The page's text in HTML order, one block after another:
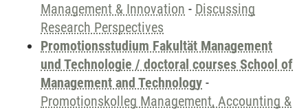
Management & Innovation - Discussing
Research Perspectives
Promotionsstudium Fakultät Management
und Technologie / doctoral courses School of
Management and Technology -
Promotionskolleg Management, Accounting &